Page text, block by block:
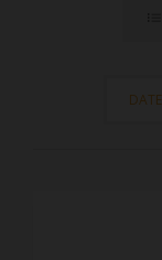
DATE